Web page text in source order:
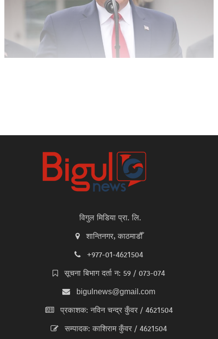
विगुल मिडिया प्रा. लि.
शान्तिनगर, काठमाडौँ
+977-01-4621504
सूचना बिभाग दर्ता न: 59 / 073-074
bigulnews@gmail.com
प्रकाशक: नविन चन्द्र कुँवर / 4621504
सम्पादक: काशिराम कुँवर / 4621504